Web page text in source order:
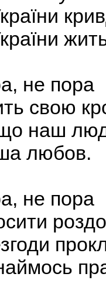
не пора
свою
що наш
любов.
не пора